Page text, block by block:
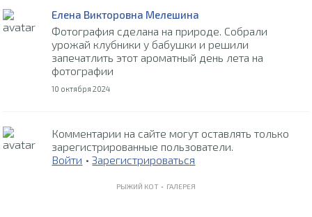
Елена Викторовна Мелешина
Фотография сделана на природе. Собрали
урожай клубники у бабушки и решили
запечатлить этот ароматный день лета на
фотографии
10 октября 2024
Комментарии на сайте могут оставлять только
зарегистрированные пользователи.
Войти •Зарегистрироваться
РЫЖИЙ КОТ • ГАЛЕРЕЯ